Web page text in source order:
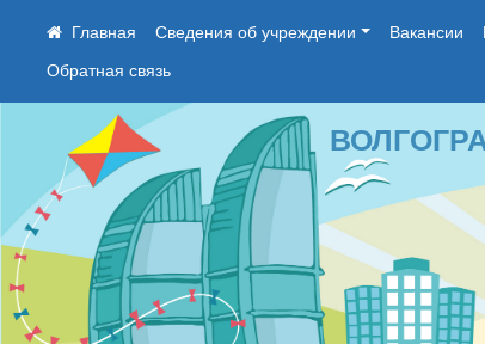
Сведения об учреждении Вакансии
Обратная связь